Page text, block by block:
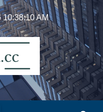
10:38:10 AM